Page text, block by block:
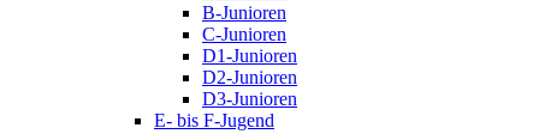
B-Junioren
C-Junioren
D1-Junioren
D2-Junioren
D3-Junioren
E- bis F-Jugend